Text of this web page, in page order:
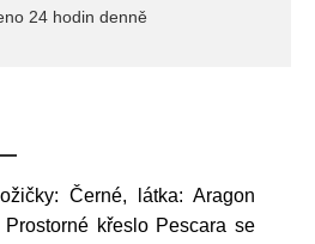
24 hodin denně
Černé, látka: Aragon
křeslo Pescara se